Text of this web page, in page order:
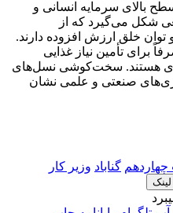
بالای سرمایه انسانی و
شکل می‌گیرد که از
خلق ارزش افزوده دارند.
برای تأمین نیاز غذایی
هستند. سخت‌کوشی نسل‌های
صنعتی و علمی نشان
گناباد وزیر کار